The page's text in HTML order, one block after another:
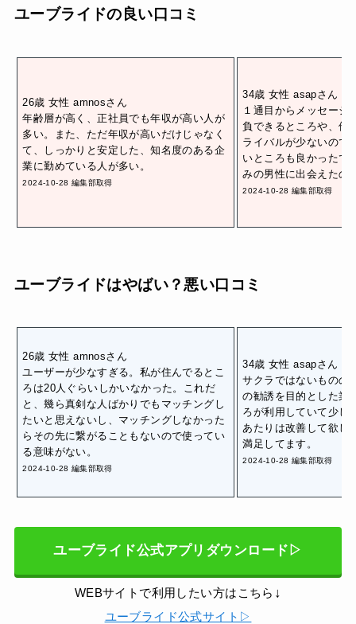
ユーブライドの良い口コミ
26歳 女性 amnosさん
年齢層が高く、正社員でも年収が高い人が
多い。また、ただ年収が高いだけじゃなく
て、しっかりと安定した、知名度のある企
業に勤めている人が多い。
2024-10-28 編集部取得
34歳 女性 asapさん
１通目からメッセージ
負できるところや、他
ライバルが少ないので
いところも良かったで
みの男性に出会えたの
2024-10-28 編集部取得
ユーブライドはやばい？悪い口コミ
26歳 女性 amnosさん
ユーザーが少なすぎる。私が住んでるとこ
ろは20人ぐらいしかいなかった。これだ
と、幾ら真剣な人ばかりでもマッチングし
たいと思えないし、マッチングしなかった
らその先に繋がることもないので使ってい
る意味がない。
2024-10-28 編集部取得
34歳 女性 asapさん
サクラではないものの
の勧誘を目的とした業
ろが利用していて少し
あたりは改善して欲し
満足してます。
2024-10-28 編集部取得
ユーブライド公式アプリダウンロード▷
WEBサイトで利用したい方はこちら ↓
ユーブライド公式サイト▷